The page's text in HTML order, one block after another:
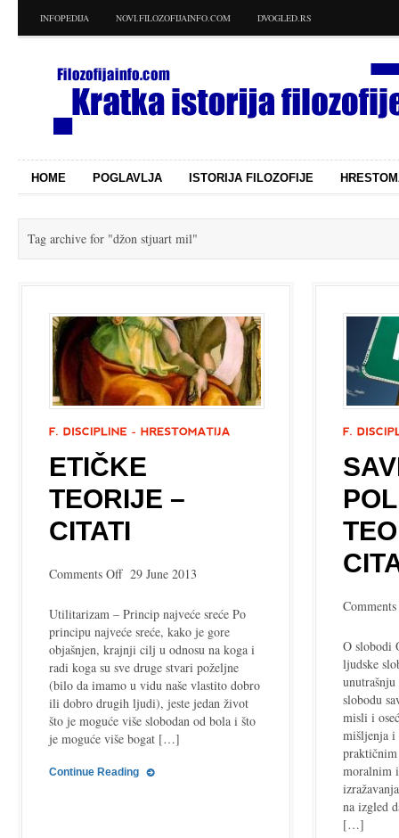
INFOPEDIJA NOVI.FILOZOFIJAINFO.COM DVOGLED.RS
HOME POGLAVLJA ISTORIJA FILOZOFIJE
Tag archive for "džon stjuart mil"
ETIČKE
TEORIJE –
CITATI
Comments Offon
teorije
–
citati
29 June 2013
Utilitarizam – Princip najveće sreće Po
principu najveće sreće, kako je gore
objašnjen, krajnji cilj u odnosu na koga i
radi koga su sve druge stvari poželjne
(bilo da imamo u vidu naše vlastito dobro
ili dobro drugih ljudi), jeste jedan život
što je moguće više slobodan od bola i što
je moguće više bogat […]
Continue Reading
O slobodi
ljudske
slobodu
misli i
mišljenja i
moralnim
na izgled
[…]